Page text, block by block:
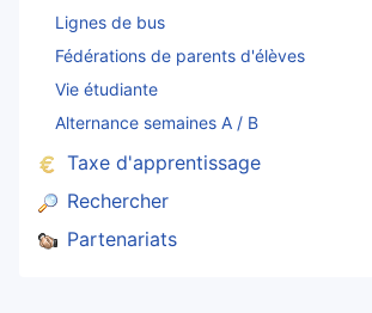
Lignes de bus
Fédérations de parents d'élèves
Vie étudiante
Alternance semaines A / B
Taxe d'apprentissage
Rechercher
Partenariats